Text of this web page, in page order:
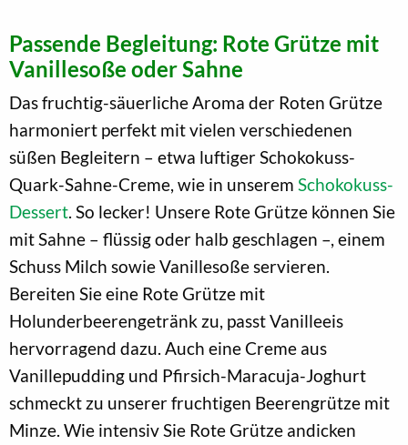
Passende Begleitung: Rote Grütze mit
Vanillesoße oder Sahne
Das fruchtig-säuerliche Aroma der Roten Grütze
harmoniert perfekt mit vielen verschiedenen
süßen Begleitern – etwa luftiger Schokokuss-
Quark-Sahne-Creme, wie in unserem Schokokuss-
Dessert. So lecker! Unsere Rote Grütze können Sie
mit Sahne – flüssig oder halb geschlagen –, einem
Schuss Milch sowie Vanillesoße servieren.
Bereiten Sie eine Rote Grütze mit
Holunderbeerengetränk zu, passt Vanilleeis
hervorragend dazu. Auch eine Creme aus
Vanillepudding und Pfirsich-Maracuja-Joghurt
schmeckt zu unserer fruchtigen Beerengrütze mit
Minze. Wie intensiv Sie Rote Grütze andicken